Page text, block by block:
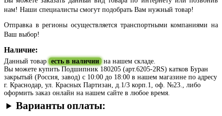
нам! Наши специалисты смогут подобрать Вам нужный товар!
Отправка в регионы осуществляется транспортными компаниями на
Ваш выбор!
Наличие:
Данный товар есть в наличии на нашем складе.
Вы можете купить Подшипник 180205 (арт.6205-2RS) катков Буран
закрытый (Россия, завод) с 10:00 до 18:00 в нашем магазине по адресу
г. Краснодар, ул. Красных Партизан, д.1/3 корп.1, оф. №23., либо
оформить заказ онлайн на нашем сайте в любое время.
Варианты оплаты: